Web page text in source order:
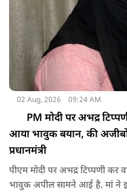
02 Aug, 2026 09:24 AM
PM मोदी पर अभद्र
आया भावुक बयान, की
प्रधानमंत्री
पीएम मोदी पर अभद्र टिप्पणी कर
भावुक अपील सामने आई है. मां ने